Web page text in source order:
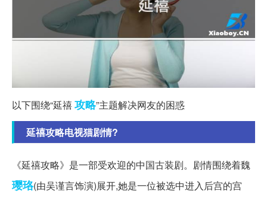
以下围绕“延禧攻略”主题解决网友的困惑
延禧攻略电视猫剧情?
《延禧攻略》是一部受欢迎的中国古装剧。剧情围绕着魏
璎珞(由吴谨言饰演)展开,她是一位被选中进入后宫的宫